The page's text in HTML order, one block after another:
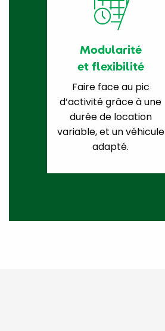
Modularité
et flexibilité
Faire face au pic
d’activité grâce à une
durée de location
variable, et un véhicule
adapté.